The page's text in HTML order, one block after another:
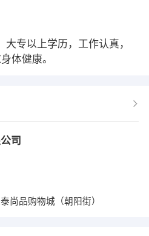
专以上学历，工作认真，
体健康。
司
尚品购物城（朝阳街）